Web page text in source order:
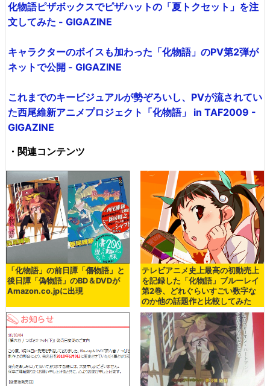
化物語ピザボックスでピザハットの「夏トクセット」を注
文してみた - GIGAZINE
キャラクターのボイスも加わった「化物語」のPV第2弾が
ネットで公開 - GIGAZINE
これまでのキービジュアルが勢ぞろいし、PVが流されてい
た西尾維新アニメプロジェクト「化物語」 in TAF2009 -
GIGAZINE
・関連コンテンツ
「化物語」の前日譚「傷物語」と
後日譚「偽物語」のBD＆DVDが
Amazon.co.jpに出現
テレビアニメ史上最高の初動売上
を記録した「化物語」ブルーレイ
第2巻、どれぐらいすごい数字な
のか他の話題作と比較してみた